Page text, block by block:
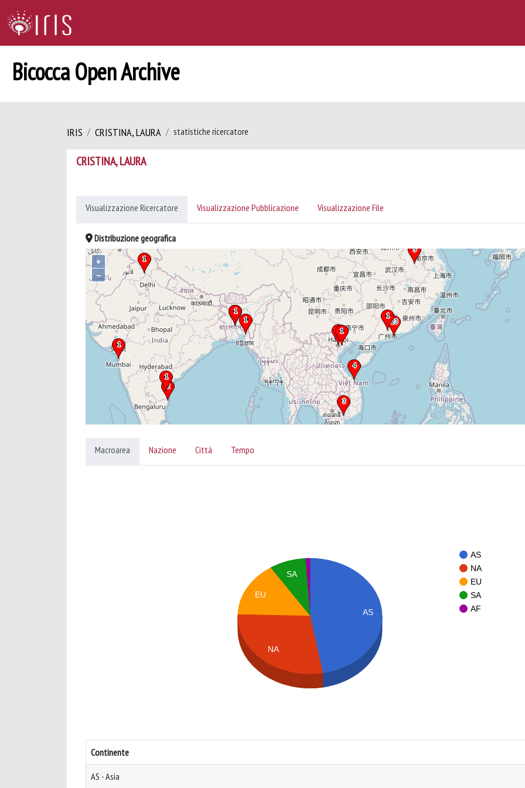
Bicocca Open Archive
IRIS CRISTINA, LAURA statistiche ricercatore
CRISTINA, LAURA
Visualizzazione Ricercatore Visualizzazione Pubblicazione Visualizzazione File
Distribuzione geografica
+
–
Macroarea Nazione Città Tempo
AS
NA
EU
SA
AF
AS
SA
EU
NA
Continente
AS - Asia